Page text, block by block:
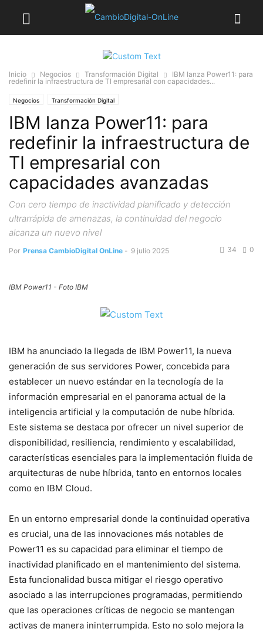
Inicio Negocios Transformación Digital
IBM lanza Power11: para
redefinir la infraestructura de TI empresarial con capacidades...
Negocios Transformación Digital
IBM lanza Power11: para
redefinir la infraestructura de
TI empresarial con
capacidades avanzadas
Con cero tiempo de inactividad planificado y detección
ultrarrápida de amenazas, la continuidad del negocio
alcanza un nuevo nivel
Por Prensa CambioDigital OnLine - 9 julio 2025 0
34
IBM Power11 - Foto IBM
IBM ha anunciado la llegada de IBM Power11, la nueva
generación de sus servidores Power, concebida para
establecer un nuevo estándar en la tecnología de la
información empresarial en el panorama actual de la
inteligencia artificial y la computación de nube híbrida.
Este sistema se destaca por ofrecer un nivel superior de
disponibilidad, resiliencia, rendimiento y escalabilidad,
características esenciales para la implementación fluida de
arquitecturas de nube híbrida, tanto en entornos locales
como en IBM Cloud.
En un entorno empresarial donde la continuidad operativa
es crucial, una de las innovaciones más notables de
Power11 es su capacidad para eliminar el tiempo de
inactividad planificado en el mantenimiento del sistema.
Esta funcionalidad busca mitigar el riesgo operativo
asociado a las interrupciones programadas, permitiendo
que las operaciones críticas de negocio se mantengan
activas de manera ininterrumpida. Esto no solo mejora la